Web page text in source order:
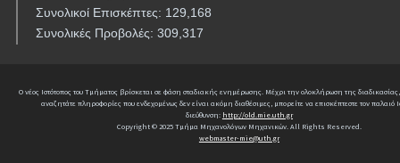
Συνολικοί Επισκέπτες: 129,168
Συνολικές Προβολές: 309,317
Ο νέος Ιστότοπος του Τμήματος βρίσκεται σε φάση σταδιακής ενημέρωσης. Μέχρι την ολοκλήρωση της
αναζητάτε πληροφορίες που ενδεχομένως δεν είναι ακόμη διαθέσιμες, μπορείτε να επισκέπτεστε τον παλαιό
διεύθυνση: http://old.mie.uth.gr
Copyright © 2025 Τμήμα Μηχανολόγων Μηχανικών. All Rights Reserved.
webmaster-mie@uth.gr